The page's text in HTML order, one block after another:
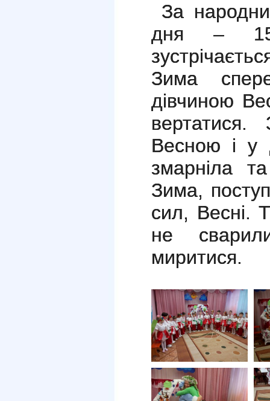
За
дня –
Зима
дівчиною
вертатися.
Весною і
змарніла
Зима,
сил, Весні.
не
миритися.